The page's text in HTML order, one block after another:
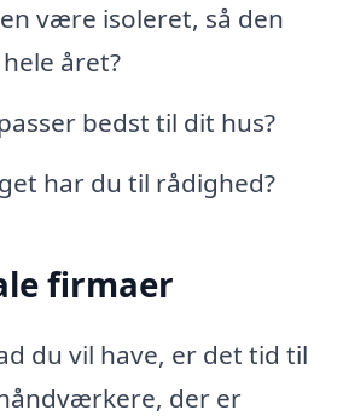
være isoleret, så den
året?
bedst til dit hus?
har du til rådighed?
firmaer
du vil have, er det tid til
der er